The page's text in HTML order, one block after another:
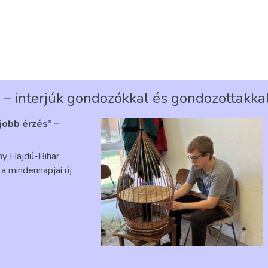
interjúk gondozókkal és
érzés” –
Hajdú-Bihar
mindennapjai új